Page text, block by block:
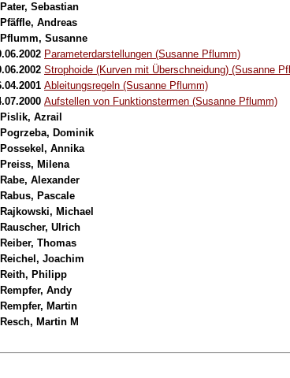
Pater, Sebastian
Pfäffle, Andreas
Pflumm, Susanne
Parameterdarstellungen (Susanne Pflumm)
Strophoide (Kurven mit Überschneidung) (Susanne
Ableitungsregeln (Susanne Pflumm)
Aufstellen von Funktionstermen (Susanne Pflumm)
Pislik, Azrail
Pogrzeba, Dominik
Possekel, Annika
Preiss, Milena
Rabe, Alexander
Rabus, Pascale
Rajkowski, Michael
Rauscher, Ulrich
Reiber, Thomas
Reichel, Joachim
Reith, Philipp
Rempfer, Andy
Rempfer, Martin
Resch, Martin M